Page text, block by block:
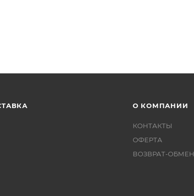
О КОМПАНИИ
КОНТАКТЫ
ОФЕРТА
ВОЗВРАТ-ОБМЕН